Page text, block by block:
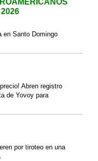
en Santo Domingo
Abren registro
de Yovoy para
por tiroteo en una